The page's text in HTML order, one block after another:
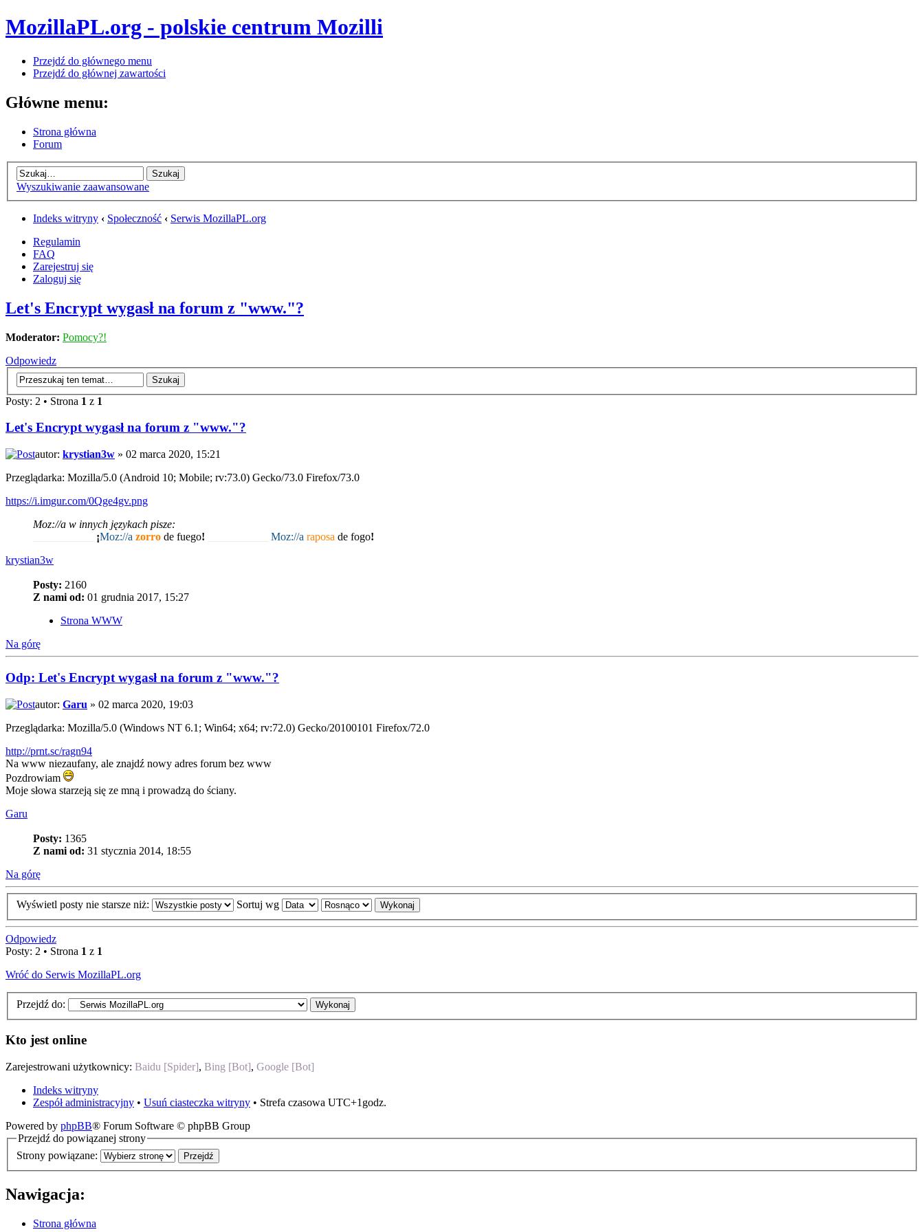
MozillaPL.org - polskie centrum Mozilli
Przejdź do głównego menu
Przejdź do głównej zawartości
Główne menu:
Strona główna
Forum
Wyszukiwanie zaawansowane
Indeks witryny ‹ Społeczność ‹ Serwis MozillaPL.org
Regulamin
FAQ
Zarejestruj się
Zaloguj się
Let's Encrypt wygasł na forum z "www."?
Moderator: Pomocy?!
Odpowiedz
Posty: 2 • Strona 1 z 1
Let's Encrypt wygasł na forum z "www."?
autor: krystian3w » 02 marca 2020, 15:21
Przeglądarka: Mozilla/5.0 (Android 10; Mobile; rv:73.0) Gecko/73.0 Firefox/73.0
https://i.imgur.com/0Qge4gv.png
Moz://a w innych językach pisze:
¡Moz://a zorro de fuego! Moz://a raposa de fogo!
krystian3w
Posty: 2160
Z nami od: 01 grudnia 2017, 15:27
Strona WWW
Na górę
Odp: Let's Encrypt wygasł na forum z "www."?
autor: Garu » 02 marca 2020, 19:03
Przeglądarka: Mozilla/5.0 (Windows NT 6.1; Win64; x64; rv:72.0) Gecko/20100101 Firefox/72.0
http://prnt.sc/ragn94
Na www niezaufany, ale znajdź nowy adres forum bez www
Pozdrowiam
Moje słowa starzeją się ze mną i prowadzą do ściany.
Garu
Posty: 1365
Z nami od: 31 stycznia 2014, 18:55
Na górę
Wyświetl posty nie starsze niż: Sortuj wg
Odpowiedz
Posty: 2 • Strona 1 z 1
Wróć do Serwis MozillaPL.org
Przejdź do:
Kto jest online
Zarejestrowani użytkownicy: Baidu [Spider], Bing [Bot], Google [Bot]
Indeks witryny
Zespół administracyjny • Usuń ciasteczka witryny • Strefa czasowa UTC+1godz.
Powered by phpBB® Forum Software © phpBB Group
Przejdź do powiązanej strony
Strony powiązane:
Nawigacja:
Strona główna